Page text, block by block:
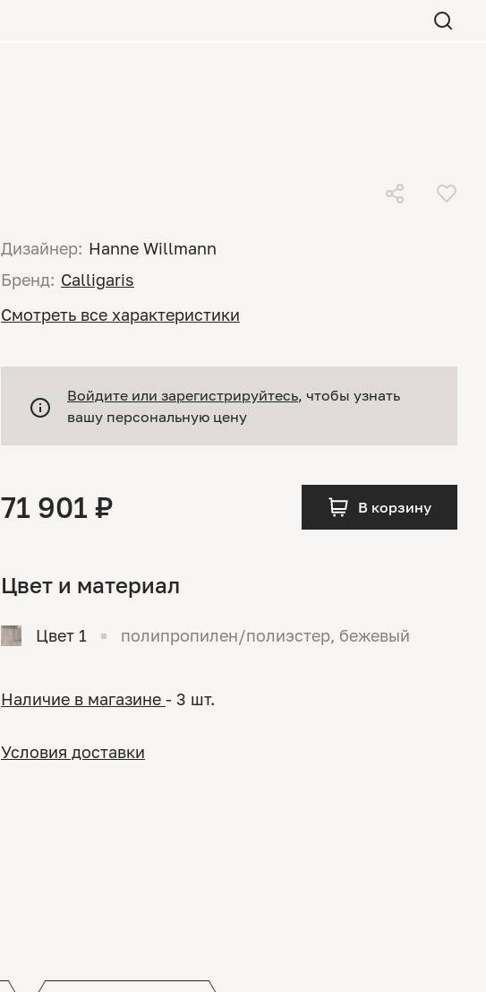
Дизайнер: Hanne Willmann
Бренд: Calligaris
Смотреть все характеристики
Войдите или зарегистрируйтесь, чтобы узнать
вашу персональную цену
71 901 ₽ В корзину
Цвет и материал
Цвет 1 полипропилен/полиэстер, бежевый
Наличие в магазине - 3 шт.
Условия доставки